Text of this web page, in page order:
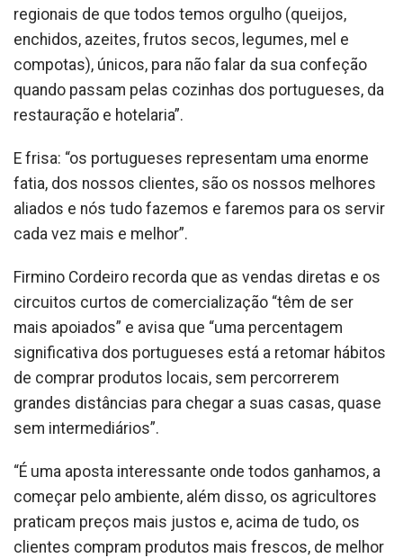
regionais de que todos temos orgulho (queijos,
enchidos, azeites, frutos secos, legumes, mel e
compotas), únicos, para não falar da sua confeção
quando passam pelas cozinhas dos portugueses, da
restauração e hotelaria”.
E frisa: “os portugueses representam uma enorme
fatia, dos nossos clientes, são os nossos melhores
aliados e nós tudo fazemos e faremos para os servir
cada vez mais e melhor”.
Firmino Cordeiro recorda que as vendas diretas e os
circuitos curtos de comercialização “têm de ser
mais apoiados” e avisa que “uma percentagem
significativa dos portugueses está a retomar hábitos
de comprar produtos locais, sem percorrerem
grandes distâncias para chegar a suas casas, quase
sem intermediários”.
“É uma aposta interessante onde todos ganhamos, a
começar pelo ambiente, além disso, os agricultores
praticam preços mais justos e, acima de tudo, os
clientes compram produtos mais frescos, de melhor